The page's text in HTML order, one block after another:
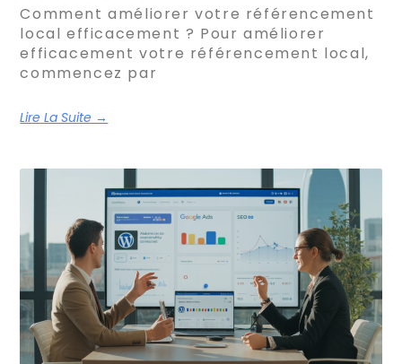
Comment améliorer votre référencement
local efficacement ? Pour améliorer
efficacement votre référencement local,
commencez par
Lire La Suite →